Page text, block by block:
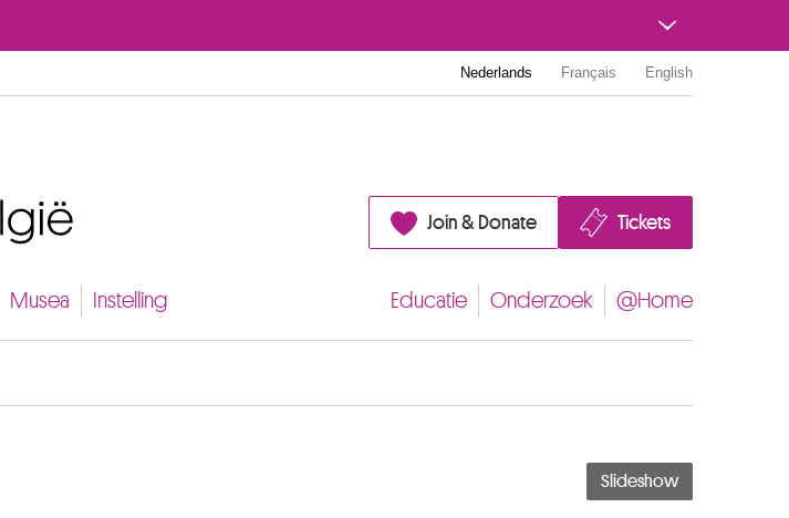
Nederlands Français English
Join & Donate Tickets
Musea Instelling Educatie Onderzoek @Home
Slideshow